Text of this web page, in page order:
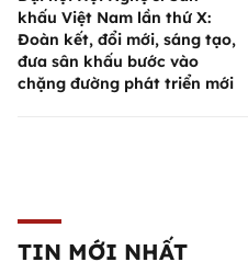
khấu Việt Nam lần thứ X:
Đoàn kết, đổi mới, sáng tạo,
đưa sân khấu bước vào
chặng đường phát triển mới
TIN MỚI NHẤT